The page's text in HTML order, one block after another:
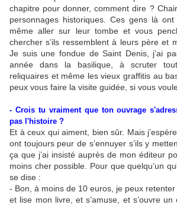
chapitre pour donner, comment dire ?
personnages historiques. Ces gens là
même aller sur leur tombe et vous
chercher s’ils ressemblent à leurs père et
Je suis une fondue de Saint Denis, j’ai
année dans la basilique, à scruter
reliquaires et même les vieux graffitis au
peux vous faire la visite guidée, si vous
- Crois tu vraiment que ton ouvrage
pas l'histoire ?
Et à ceux qui aiment, bien sûr. Mais
ont toujours peur de s’ennuyer s’ils y
ça que j’ai insisté auprès de mon éditeur
moins cher possible. Pour que quelqu’un
se dise :
- Bon, à moins de 10 euros, je peux retenter
et lise mon livre, et s’amuse, et s’ouvre